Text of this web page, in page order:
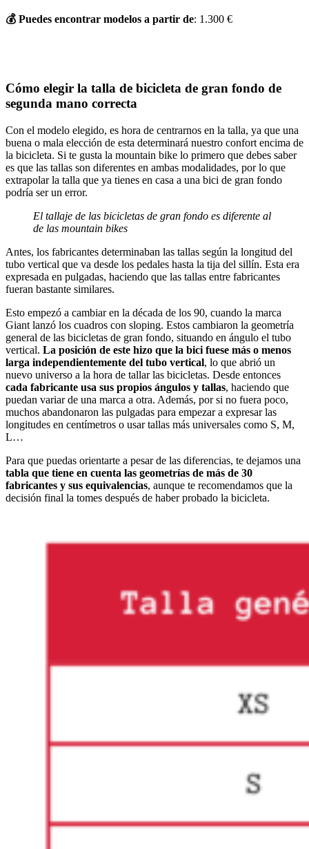
💰 Puedes encontrar modelos a partir de: 1.300 €
Cómo elegir la talla de bicicleta de gran fondo de
segunda mano correcta
Con el modelo elegido, es hora de centrarnos en la talla, ya que una
buena o mala elección de esta determinará nuestro confort encima de
la bicicleta. Si te gusta la mountain bike lo primero que debes saber
es que las tallas son diferentes en ambas modalidades, por lo que
extrapolar la talla que ya tienes en casa a una bici de gran fondo
podría ser un error.
El tallaje de las bicicletas de gran fondo es diferente al
de las mountain bikes
Antes, los fabricantes determinaban las tallas según la longitud del
tubo vertical que va desde los pedales hasta la tija del sillín. Esta era
expresada en pulgadas, haciendo que las tallas entre fabricantes
fueran bastante similares.
Esto empezó a cambiar en la década de los 90, cuando la marca
Giant lanzó los cuadros con sloping. Estos cambiaron la geometría
general de las bicicletas de gran fondo, situando en ángulo el tubo
vertical. La posición de este hizo que la bici fuese más o menos
larga independientemente del tubo vertical, lo que abrió un
nuevo universo a la hora de tallar las bicicletas. Desde entonces
cada fabricante usa sus propios ángulos y tallas, haciendo que
puedan variar de una marca a otra. Además, por si no fuera poco,
muchos abandonaron las pulgadas para empezar a expresar las
longitudes en centímetros o usar tallas más universales como S, M,
L…
Para que puedas orientarte a pesar de las diferencias, te dejamos una
tabla que tiene en cuenta las geometrías de más de 30
fabricantes y sus equivalencias, aunque te recomendamos que la
decisión final la tomes después de haber probado la bicicleta.